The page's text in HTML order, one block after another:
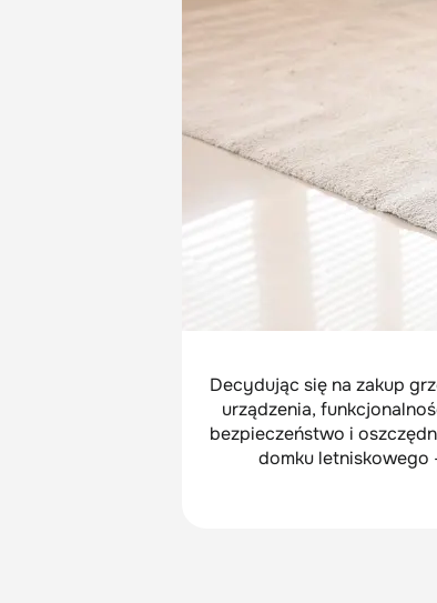
Decydując się na zakup
urządzenia,
bezpieczeństwo i
domku letniskowego